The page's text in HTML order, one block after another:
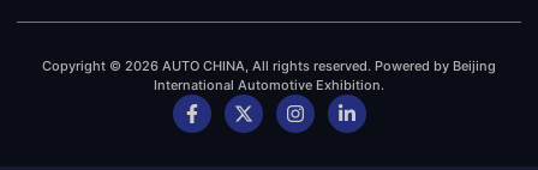
Copyright © 2026 AUTO CHINA, All rights reserved. Powered by Beijing
International Automotive Exhibition.